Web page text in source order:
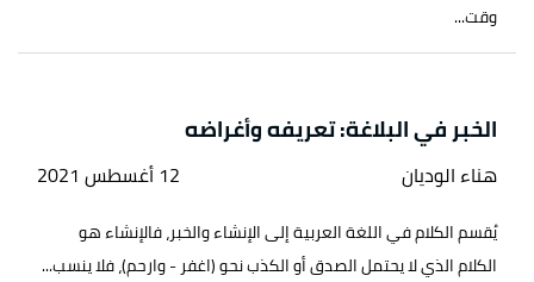
وقت...
الخبر في البلاغة: تعريفه وأغراضه
هناء الوديان 12 أغسطس 2021
يُقسم الكلام في اللغة العربية إلى الإنشاء والخبر، فالإنشاء هو
الكلام الذي لا يحتمل الصدق أو الكذب نحو (اغفر - وارحم)، فلا ينسب...